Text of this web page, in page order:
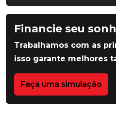
Financie seu
Trabalhamos com as
isso garante melhores
Faça uma simulação